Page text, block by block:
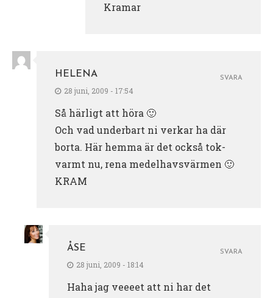
Kramar
HELENA
28 juni, 2009 - 17:54
Så härligt att höra 🙂
Och vad underbart ni verkar ha där
borta. Här hemma är det också tok-
varmt nu, rena medelhavsvärmen 🙂
KRAM
SVARA
ÅSE
28 juni, 2009 - 18:14
Haha jag veeeet att ni har det
SVARA